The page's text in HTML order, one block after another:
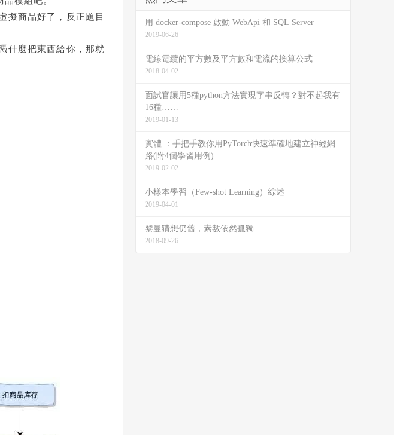
擬商品好了，反正題目
什麼把東西給你，那就
用 docker-compose 啟動 WebApi 和 SQL Server
2019-06-26
電線電纜的平方數及平方數和電流的換算公式
2018-04-02
面試官讓用5種python方法實現字串反轉？對不起我有
16種……
2019-01-13
實體 ：手把手教你用PyTorch快速準確地建立神經網
路(附4個學習用例)
2019-02-02
小樣本學習（Few-shot Learning）綜述
2019-04-01
黎曼猜想仍舊，素數依然孤獨
2018-09-26